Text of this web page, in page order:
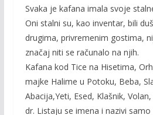
Svaka je kafana imala svoje
Oni stalni su, kao inventar, bili
drugima, privremenim gostima,
značaj niti se računalo na njih.
Kafana kod Tice na Hisetima,
majke Halime u Potoku, Beba,
Abacija,Yeti, Esed, Klašnik,
dr. Listaju se imena i nazivi